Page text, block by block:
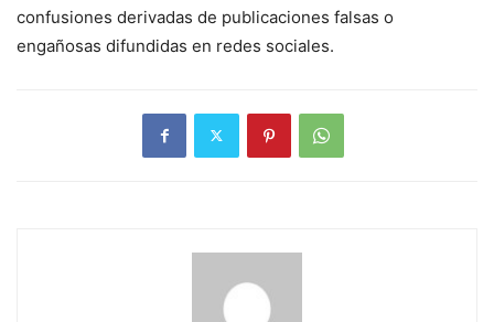
confusiones derivadas de publicaciones falsas o
engañosas difundidas en redes sociales.